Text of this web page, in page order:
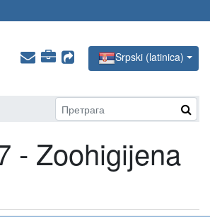
Srpski (latinica)
- Zoohigijena